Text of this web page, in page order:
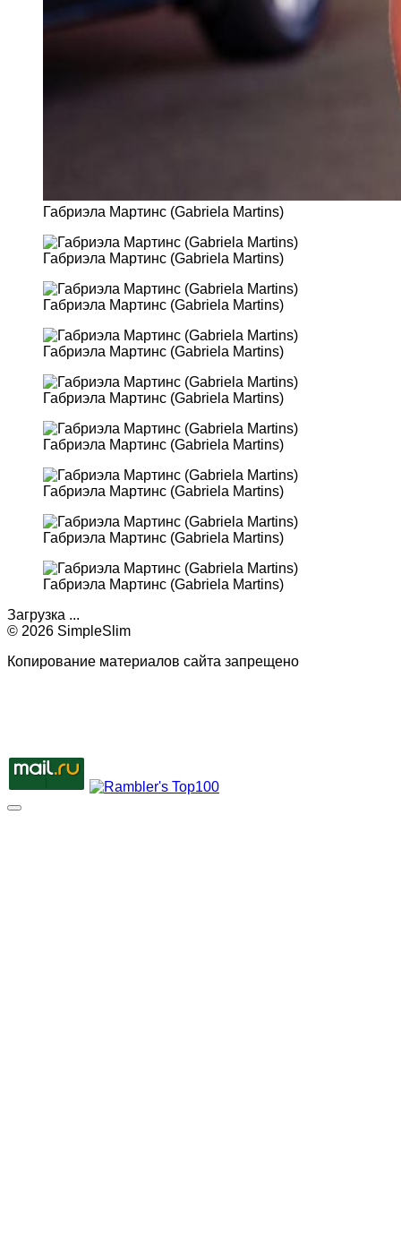
Габриэла Мартинс (Gabriela Martins)
Габриэла Мартинс (Gabriela Martins)
Габриэла Мартинс (Gabriela Martins)
Габриэла Мартинс (Gabriela Martins)
Габриэла Мартинс (Gabriela Martins)
Габриэла Мартинс (Gabriela Martins)
Габриэла Мартинс (Gabriela Martins)
Габриэла Мартинс (Gabriela Martins)
Габриэла Мартинс (Gabriela Martins)
Загрузка ...
© 2026 SimpleSlim
Копирование материалов сайта запрещено